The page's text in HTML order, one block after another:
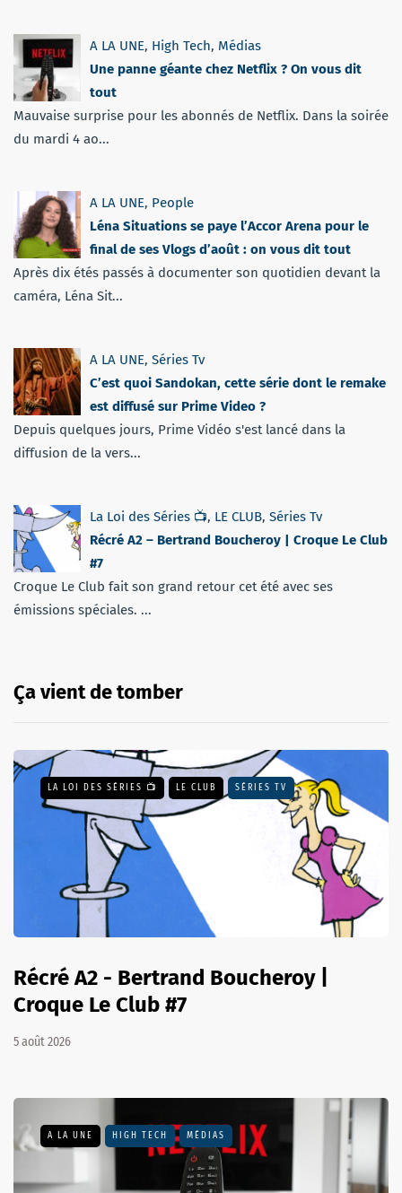
A LA UNE, High Tech, Médias
Une panne géante chez Netflix ? On vous dit
tout
Mauvaise surprise pour les abonnés de Netflix. Dans la soirée
du mardi 4 ao...
A LA UNE, People
Léna Situations se paye l’Accor Arena pour le
final de ses Vlogs d’août : on vous dit tout
Après dix étés passés à documenter son quotidien devant la
caméra, Léna Sit...
A LA UNE, Séries Tv
C’est quoi Sandokan, cette série dont le remake
est diffusé sur Prime Video ?
Depuis quelques jours, Prime Vidéo s'est lancé dans la
diffusion de la vers...
La Loi des Séries 📺, LE CLUB, Séries Tv
Récré A2 – Bertrand Boucheroy | Croque Le Club
#7
Croque Le Club fait son grand retour cet été avec ses
émissions spéciales. ...
Ça vient de tomber
LA LOI DES SÉRIES 📺 LE CLUB SÉRIES TV
Récré A2 - Bertrand Boucheroy |
Croque Le Club #7
5 août 2026
A LA UNE HIGH TECH MÉDIAS